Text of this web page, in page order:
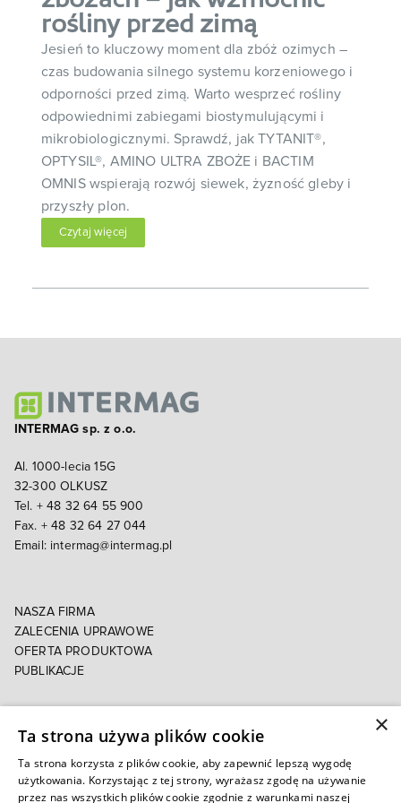
rośliny przed zimą
Jesień to kluczowy moment dla zbóż ozimych –
czas budowania silnego systemu korzeniowego i
odporności przed zimą. Warto wesprzeć rośliny
odpowiednimi zabiegami biostymulującymi i
mikrobiologicznymi. Sprawdź, jak TYTANIT®,
OPTYSIL®, AMINO ULTRA ZBOŻE i BACTIM
OMNIS wspierają rozwój siewek, żyzność gleby i
przyszły plon.
Czytaj więcej
INTERMAG sp. z o.o.
Al. 1000-lecia 15G
32-300 OLKUSZ
Tel. + 48 32 64 55 900
Fax. + 48 32 64 27 044
Email: intermag@intermag.pl
NASZA FIRMA
ZALECENIA UPRAWOWE
OFERTA PRODUKTOWA
PUBLIKACJE
POLITYKA COOKIES
E-FAKTURA
×
Ta strona używa plików cookie
Ta strona korzysta z plików cookie, aby zapewnić lepszą wygodę
użytkowania. Korzystając z tej strony, wyrażasz zgodę na używanie
przez nas wszystkich plików cookie zgodnie z warunkami naszej